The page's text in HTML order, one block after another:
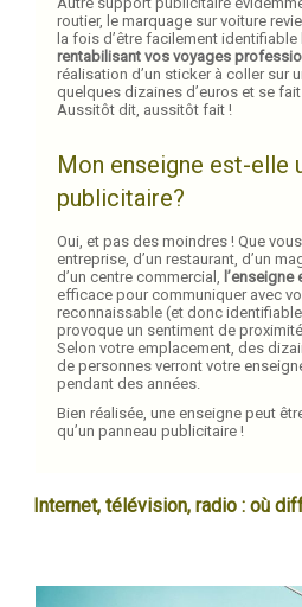
routier, le marquage sur voiture
la fois d’être facilement
rentabilisant vos voyages
réalisation d’un sticker à coller sur
quelques dizaines d’euros et se
Aussitôt dit, aussitôt fait !
Mon enseigne est-elle
publicitaire?
Oui, et pas des moindres ! Que
entreprise, d’un restaurant, d’un
d’un centre commercial,
efficace pour communiquer avec
reconnaissable (et donc
provoque un sentiment de
Selon votre emplacement, des
de personnes verront votre
pendant des années.
Bien réalisée, une enseigne peut
qu’un panneau publicitaire !
Internet, télévision, radio : où